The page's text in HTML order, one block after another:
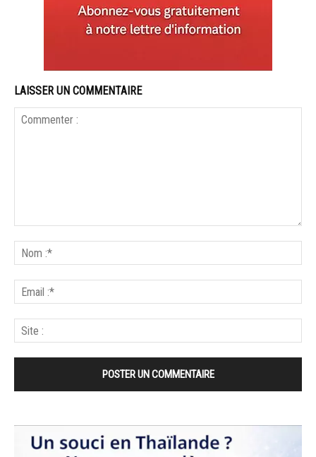
LAISSER UN COMMENTAIRE